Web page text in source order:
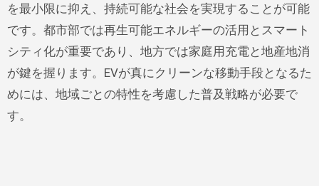
を最小限に抑え、持続可能な社会を実現することが可能
です。都市部では再生可能エネルギーの活用とスマート
シティ化が重要であり、地方では家庭用充電と地産地消
が鍵を握ります。EVが真にクリーンな移動手段となるた
めには、地域ごとの特性を考慮した普及戦略が必要で
す。